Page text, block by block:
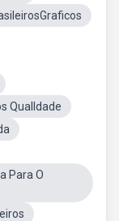
QualIdade
Para O